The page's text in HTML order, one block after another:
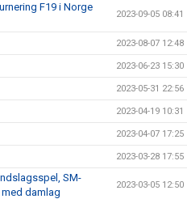
F19 i Norge
2023-09-05 08:41
2023-08-07 12:48
2023-06-23 15:30
2023-05-31 22:56
2023-04-19 10:31
2023-04-07 17:25
2023-03-28 17:55
SM-
damlag
2023-03-05 12:50